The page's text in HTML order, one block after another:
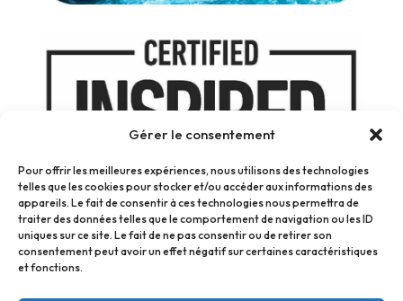
Gérer le consentement
Pour offrir les meilleures expériences, nous utilisons des technologies
telles que les cookies pour stocker et/ou accéder aux informations des
appareils. Le fait de consentir à ces technologies nous permettra de
traiter des données telles que le comportement de navigation ou les ID
uniques sur ce site. Le fait de ne pas consentir ou de retirer son
consentement peut avoir un effet négatif sur certaines caractéristiques
et fonctions.